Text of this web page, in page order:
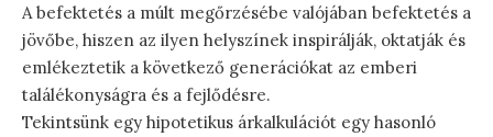
A befektetés a múlt megőrzésébe valójában befektetés a
jövőbe, hiszen az ilyen helyszínek inspirálják, oktatják és
emlékeztetik a következő generációkat az emberi
találékonyságra és a fejlődésre.
Tekintsünk egy hipotetikus árkalkulációt egy hasonló